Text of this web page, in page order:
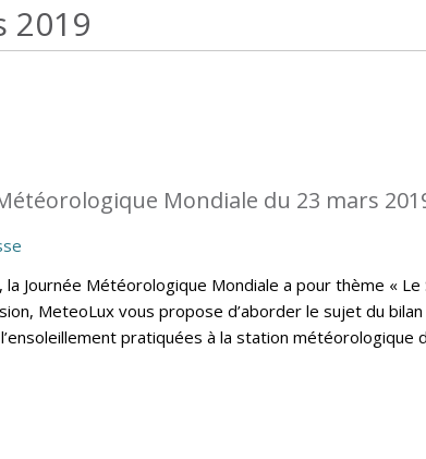
2019
Mondiale du 23 mars
la Journée Météorologique Mondiale a pour thème «
MeteoLux vous propose d’aborder le sujet du
pratiquées à la station météorologique